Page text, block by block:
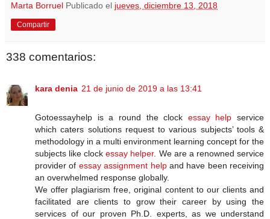
Marta Borruel Publicado el jueves, diciembre 13, 2018
Compartir
338 comentarios:
kara denia 21 de junio de 2019 a las 13:41
Gotoessayhelp is a round the clock essay help service
which caters solutions request to various subjects’ tools &
methodology in a multi environment learning concept for the
subjects like clockessay helper. We are a renowned service
provider of essay assignment helpand have been receiving
an overwhelmed response globally.
We offer plagiarism free, original content to our clients and
facilitated are clients to grow their career by using the
services of our proven Ph.D. experts, as we understand